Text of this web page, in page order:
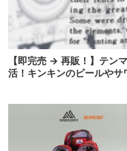
【即完売 → 再販！】テン
活！キンキンのビールやサ